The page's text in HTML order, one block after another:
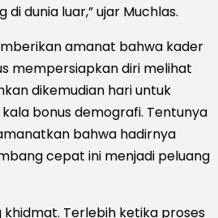
dunia luar,” ujar Muchlas.
amanat bahwa kader
mempersiapkan diri melihat
dikemudian hari untuk
bonus demografi. Tentunya
bahwa hadirnya
cepat ini menjadi peluang
Terlebih ketika proses